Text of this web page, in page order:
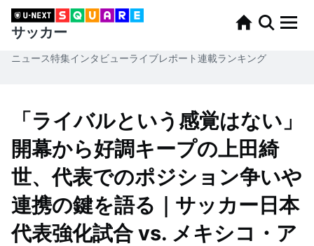
サッカー
ニュース特集インタビューライブレポート連載ランキング
「ライバルという感覚はない」
開幕から好調キープの上田綺
世、代表でのポジション争いや
連携の鍵を語る｜サッカー日本
代表強化試合 vs. メキシコ・ア